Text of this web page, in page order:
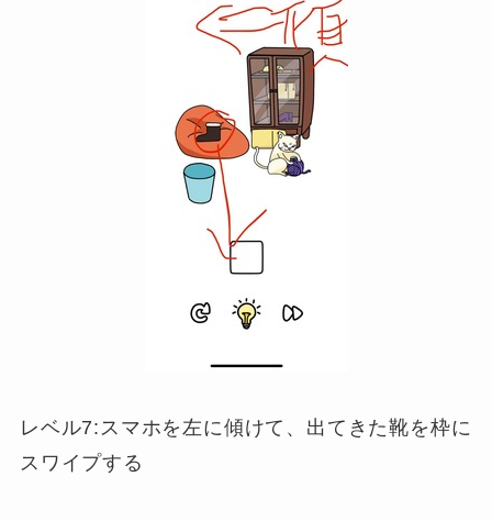
レベル7:スマホを左に傾けて、出てきた靴を枠に
スワイプする